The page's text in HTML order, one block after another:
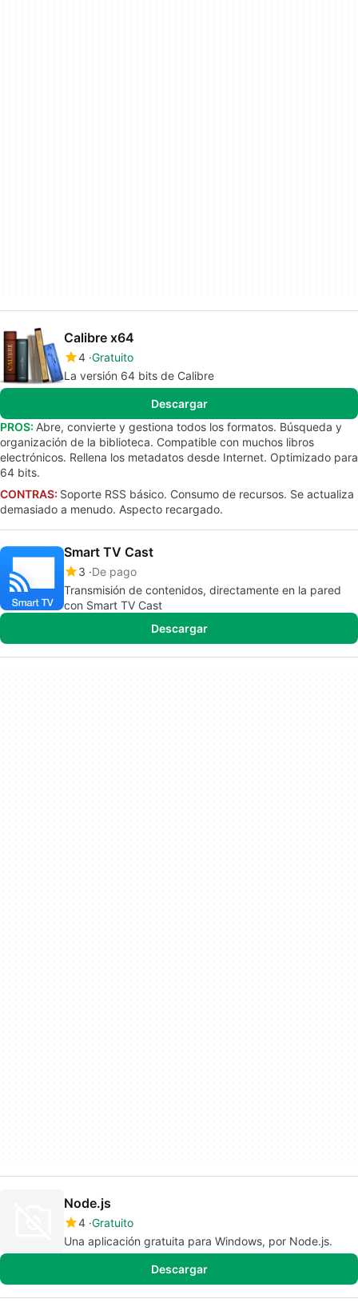
Calibre x64
4 Gratuito
La versión 64 bits de Calibre
Descargar
PROS: Abre, convierte y gestiona todos los formatos. Búsqueda y
organización de la biblioteca. Compatible con muchos libros
electrónicos. Rellena los metadatos desde Internet. Optimizado para
64 bits.
CONTRAS: Soporte RSS básico. Consumo de recursos. Se actualiza
demasiado a menudo. Aspecto recargado.
Smart TV Cast
3 De pago
Transmisión de contenidos, directamente en la pared
con Smart TV Cast
Descargar
Node.js
4 Gratuito
Una aplicación gratuita para Windows, por Node.js.
Descargar